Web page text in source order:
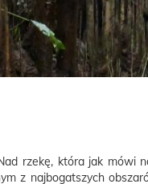
rzekę, która jak mówi
z najbogatszych